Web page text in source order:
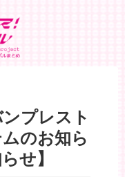
ンプレスト
のお知ら
せ】